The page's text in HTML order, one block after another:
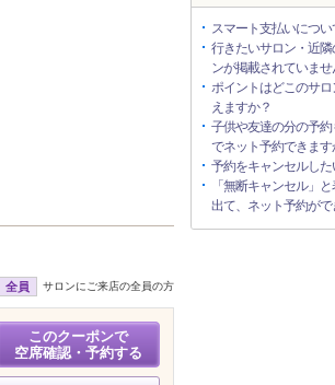
全員 サロンにご来店の全員の方
このクーポンで
空席確認・予約する
スマート支払いについ
行きたいサロン・近隣
ンが掲載されていませ
ポイントはどこのサロ
えますか？
子供や友達の分の予約
でネット予約できます
予約をキャンセルした
「無断キャンセル」
出て、ネット予約がで